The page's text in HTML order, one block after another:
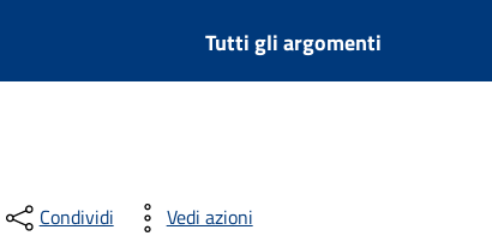
Tutti gli argomenti
Condividi Vedi azioni